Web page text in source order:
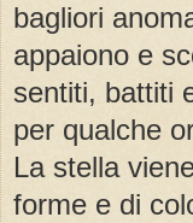
bagliori
appaiono e
sentiti, battiti
per qualche
La stella
forme e di